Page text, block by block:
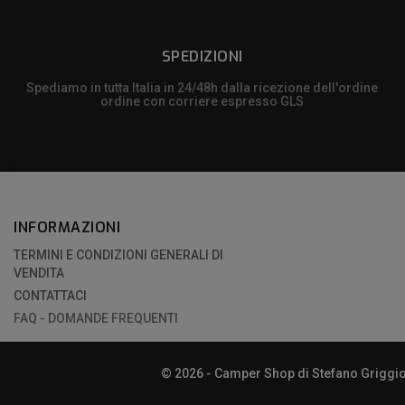
SPEDIZIONI
Spediamo in tutta Italia in 24/48h dalla ricezione dell'ordine
ordine con corriere espresso GLS
INFORMAZIONI
TERMINI E CONDIZIONI GENERALI DI
VENDITA
CONTATTACI
FAQ - DOMANDE FREQUENTI
© 2026 - Camper Shop di Stefano